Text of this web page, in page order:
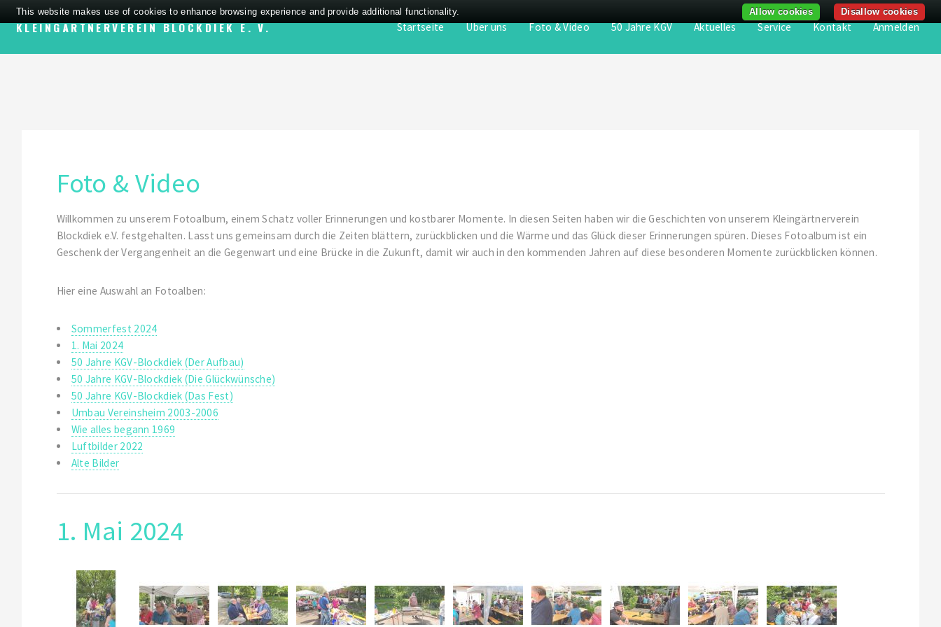
KLEINGÄRTNERVEREIN BLOCKDIEK E. V. Startseite Über uns Foto & Video 50 Jahre KGV Aktuelles Service Kontakt Anmelden
Foto & Video
Willkommen zu unserem Fotoalbum, einem Schatz voller Erinnerungen und kostbarer Momente. In diesen Seiten haben wir die Geschichten von unserem Kleingärtnerverein
Blockdiek e.V. festgehalten. Lasst uns gemeinsam durch die Zeiten blättern, zurückblicken und die Wärme und das Glück dieser Erinnerungen spüren. Dieses Fotoalbum ist ein
Geschenk der Vergangenheit an die Gegenwart und eine Brücke in die Zukunft, damit wir auch in den kommenden Jahren auf diese besonderen Momente zurückblicken können.
Hier eine Auswahl an Fotoalben:
Sommerfest 2024
1. Mai 2024
50 Jahre KGV-Blockdiek (Der Aufbau)
50 Jahre KGV-Blockdiek (Die Glückwünsche)
50 Jahre KGV-Blockdiek (Das Fest)
Umbau Vereinsheim 2003-2006
Wie alles begann 1969
Luftbilder 2022
Alte Bilder
1. Mai 2024
This website makes use of cookies to enhance browsing experience and provide additional functionality. Disallow cookies
Allow cookies